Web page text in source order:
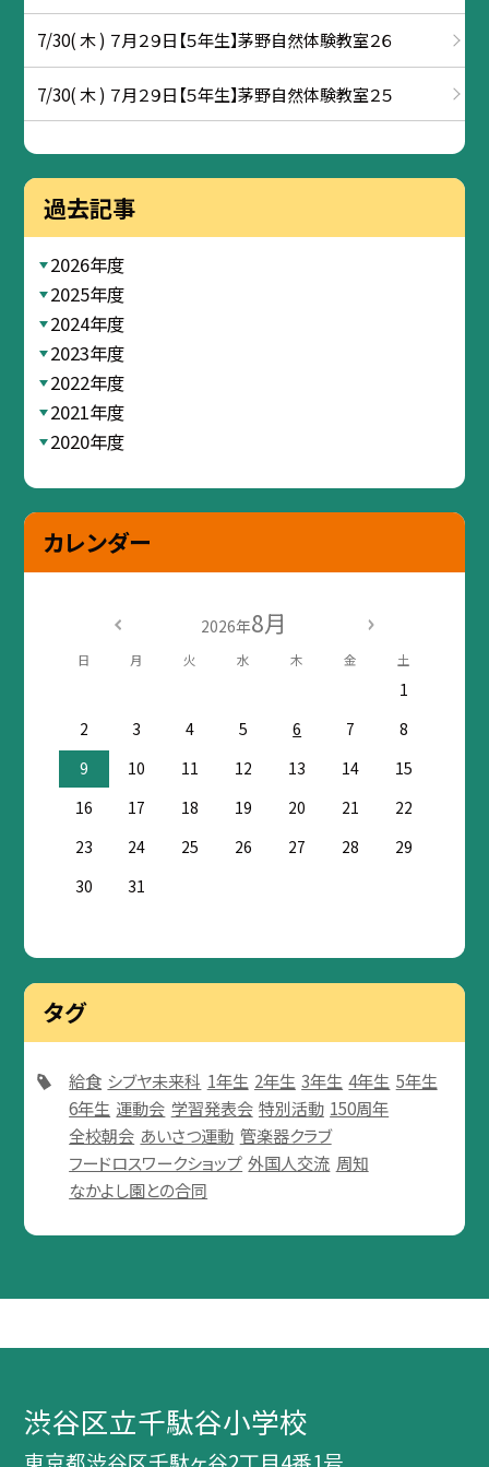
7/30( 木 ) ７月２９日【５年生】茅野自然体験教室２６
7/30( 木 ) ７月２９日【５年生】茅野自然体験教室２５
過去記事
2026年度
2025年度
2024年度
2023年度
2022年度
2021年度
2020年度
カレンダー
2026年8月
日 月 火 水 木 金 土
1
2
3 4 5 6 7
8
9
10 11 12 13 14
15
16
17 18 19 20 21
22
23
24 25 26 27 28
29
30
31
タグ
給食 シブヤ未来科 1年生 2年生 3年生 4年生 5年生
6年生 運動会 学習発表会 特別活動 150周年
全校朝会 あいさつ運動 管楽器クラブ
フードロスワークショップ 外国人交流 周知
なかよし園との合同
渋谷区立千駄谷小学校